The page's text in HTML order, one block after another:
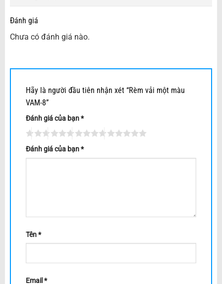
Đánh giá
Chưa có đánh giá nào.
Hãy là người đầu tiên nhận xét “Rèm vải một màu
VAM-8”
Đánh giá của bạn*
Đánh giá của bạn*
Tên*
Email *